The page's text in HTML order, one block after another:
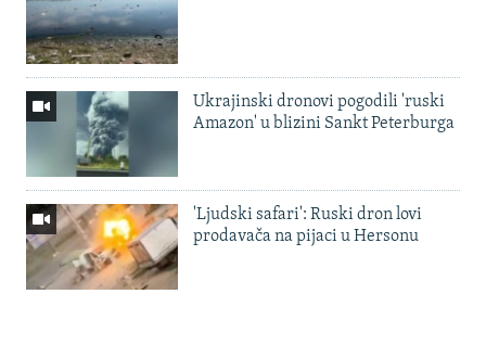
Ukrajinski dronovi pogodili 'ruski
Amazon' u blizini Sankt Peterburga
'Ljudski safari': Ruski dron lovi
prodavača na pijaci u Hersonu